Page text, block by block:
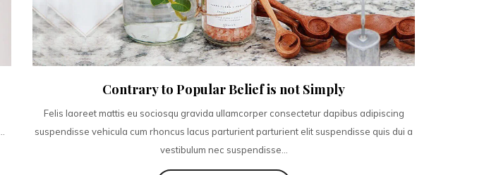
Contrary to Popular Belief is not Simply
Felis laoreet mattis eu sociosqu gravida ullamcorper consectetur dapibus adipiscing
suspendisse vehicula cum rhoncus lacus parturient parturient elit suspendisse quis dui a
vestibulum nec suspendisse...